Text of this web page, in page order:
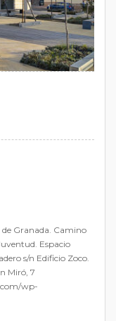
Granada. Camino
Espacio
s/n Edificio Zoco.
Miró, 7
wp-